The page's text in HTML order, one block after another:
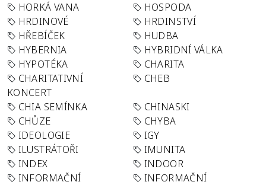
HORKÁ VANA
HOSPODA
HRDINOVÉ
HRDINSTVÍ
HŘEBÍČEK
HUDBA
HYBERNIA
HYBRIDNÍ VÁLKA
HYPOTÉKA
CHARITA
CHARITATIVNÍ
KONCERT
CHEB
CHIA SEMÍNKA
CHINASKI
CHŮZE
CHYBA
IDEOLOGIE
IGY
ILUSTRÁTOŘI
IMUNITA
INDEX
INDOOR
INFORMAČNÍ
INFORMAČNÍ